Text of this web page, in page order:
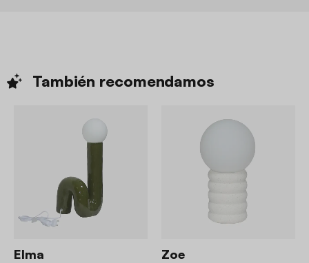
También recomendamos
Elma Zoe